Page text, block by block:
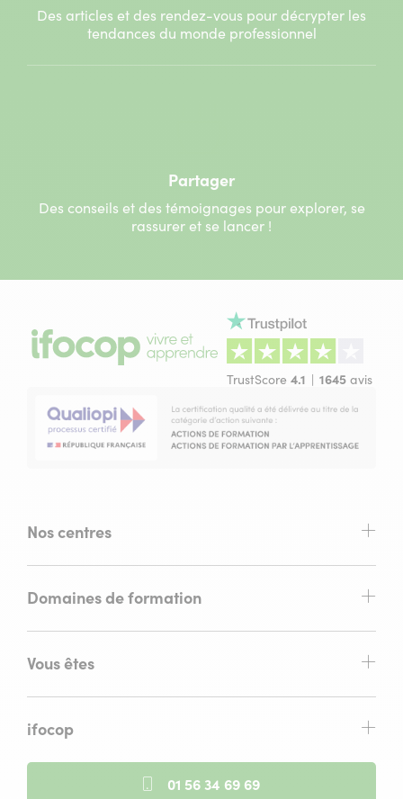
Des articles et des rendez-vous pour décrypter les
tendances du monde professionnel
Partager
Des conseils et des témoignages pour explorer, se
rassurer et se lancer !
TrustScore 4.1 1645 avis
Nos centres
Domaines de formation
Vous êtes
ifocop
01 56 34 69 69